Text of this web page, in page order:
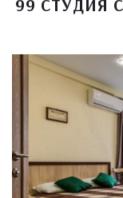
99 СТУДИЯ